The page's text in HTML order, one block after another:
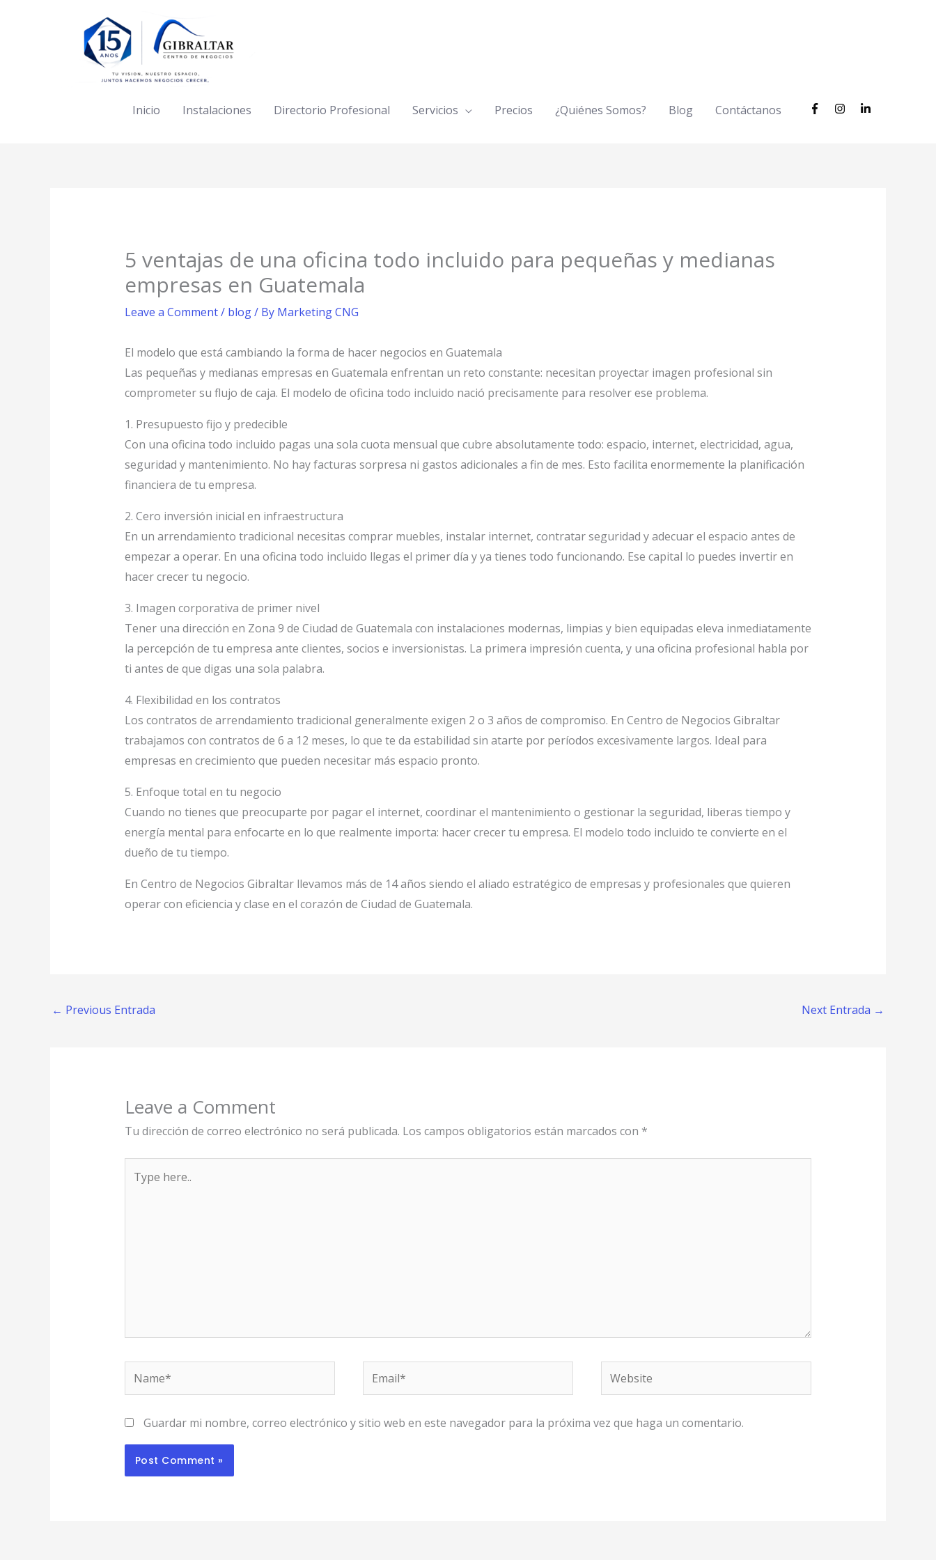
Inicio Instalaciones Directorio Profesional Servicios Precios ¿Quiénes Somos? Blog Contáctanos
5 ventajas de una oficina todo incluido para pequeñas y medianas
empresas en Guatemala
Leave a Comment/ blog/ By Marketing CNG
El modelo que está cambiando la forma de hacer negocios en Guatemala
Las pequeñas y medianas empresas en Guatemala enfrentan un reto constante: necesitan proyectar imagen profesional sin
comprometer su flujo de caja. El modelo de oficina todo incluido nació precisamente para resolver ese problema.
1. Presupuesto fijo y predecible
Con una oficina todo incluido pagas una sola cuota mensual que cubre absolutamente todo: espacio, internet, electricidad, agua,
seguridad y mantenimiento. No hay facturas sorpresa ni gastos adicionales a fin de mes. Esto facilita enormemente la planificación
financiera de tu empresa.
2. Cero inversión inicial en infraestructura
En un arrendamiento tradicional necesitas comprar muebles, instalar internet, contratar seguridad y adecuar el espacio antes de
empezar a operar. En una oficina todo incluido llegas el primer día y ya tienes todo funcionando. Ese capital lo puedes invertir en
hacer crecer tu negocio.
3. Imagen corporativa de primer nivel
Tener una dirección en Zona 9 de Ciudad de Guatemala con instalaciones modernas, limpias y bien equipadas eleva inmediatamente
la percepción de tu empresa ante clientes, socios e inversionistas. La primera impresión cuenta, y una oficina profesional habla por
ti antes de que digas una sola palabra.
4. Flexibilidad en los contratos
Los contratos de arrendamiento tradicional generalmente exigen 2 o 3 años de compromiso. En Centro de Negocios Gibraltar
trabajamos con contratos de 6 a 12 meses, lo que te da estabilidad sin atarte por períodos excesivamente largos. Ideal para
empresas en crecimiento que pueden necesitar más espacio pronto.
5. Enfoque total en tu negocio
Cuando no tienes que preocuparte por pagar el internet, coordinar el mantenimiento o gestionar la seguridad, liberas tiempo y
energía mental para enfocarte en lo que realmente importa: hacer crecer tu empresa. El modelo todo incluido te convierte en el
dueño de tu tiempo.
En Centro de Negocios Gibraltar llevamos más de 14 años siendo el aliado estratégico de empresas y profesionales que quieren
operar con eficiencia y clase en el corazón de Ciudad de Guatemala.
← Previous Entrada Next Entrada →
Leave a Comment
Tu dirección de correo electrónico no será publicada. Los campos obligatorios están marcados con *
here..
Name* Email* Website
Guardar mi nombre, correo electrónico y sitio web en este navegador para la próxima vez que haga un comentario.